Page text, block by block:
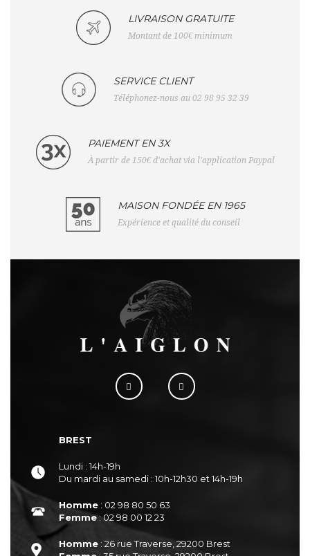
LIVRAISON GRATUITE
Montant de 100€ minimum
SERVICE CLIENT
Téléphonez-nous au 02 98 95 32 39
PAIEMENT EN 3X
À partir de 150€ d'achat via l'application Paypal
MAISON FONDÉE EN 1965
Expérience et qualité du conseil
BREST
Lundi : 14h-19h
Du mardi au samedi : 10h-12h30 et 14h-19h
Homme : 02 98 80 50 63
Femme: 02 98 00 12 23
Homme : 26 rue Traverse, 29200 Brest